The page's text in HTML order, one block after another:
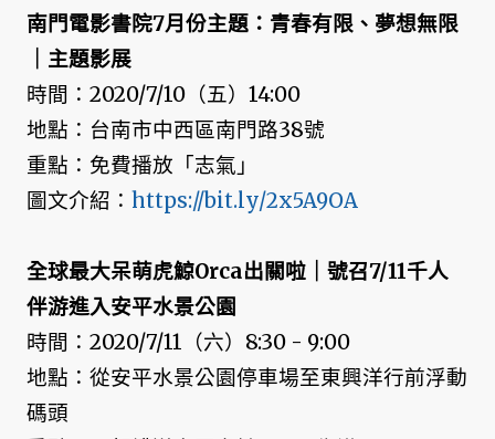
南門電影書院7月份主題：青春有限、夢想無限
｜主題影展
時間：2020/7/10（五）14:00
地點：台南市中西區南門路38號
重點：免費播放「志氣」
圖文介紹： https://bit.ly/2x5A9OA
全球最大呆萌虎鯨Orca出關啦｜號召7/11千人
伴游進入安平水景公園
時間：2020/7/11（六）8:30 - 9:00
地點：從安平水景公園停車場至東興洋行前浮動
碼頭